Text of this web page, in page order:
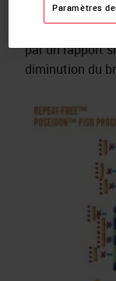
besoin
par un rapport
diminution du
Paramètres